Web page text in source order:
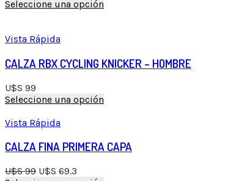
Seleccione una opción
Vista Rápida
CALZA RBX CYCLING KNICKER – HOMBRE
U$S 99
Seleccione una opción
Vista Rápida
CALZA FINA PRIMERA CAPA
U$S99 U$S 69.3